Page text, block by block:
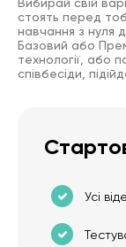
стоять перед
навчання з нуля
Базовий або
технології, або
співбесіди,
Усі